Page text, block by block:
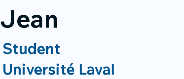
Jean
Student
Université Laval